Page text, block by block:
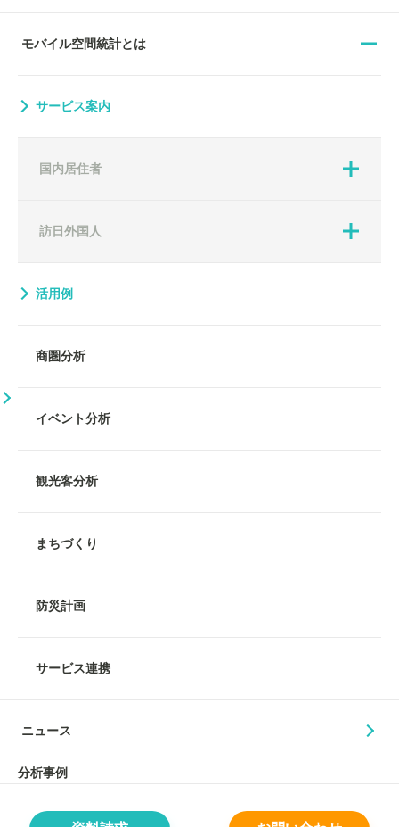
モバイル空間統計とは
サービス案内
国内居住者
訪日外国人
活用例
商圏分析
イベント分析
観光客分析
まちづくり
防災計画
サービス連携
ニュース
分析事例